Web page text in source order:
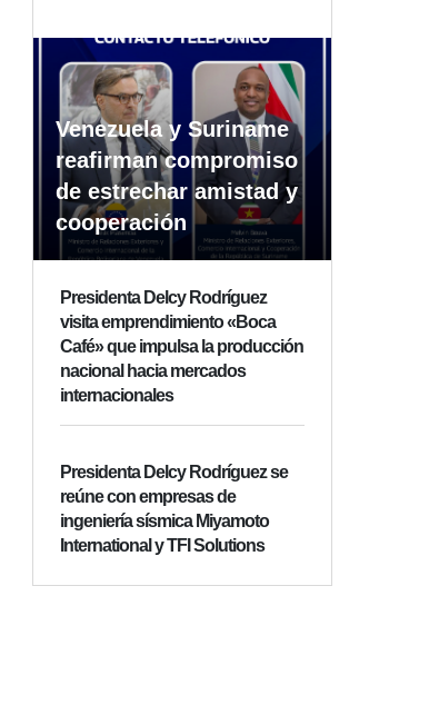
Venezuela y Suriname
reafirman compromiso
de estrechar amistad y
cooperación
Presidenta Delcy Rodríguez
visita emprendimiento «Boca
Café» que impulsa la producción
nacional hacia mercados
internacionales
Presidenta Delcy Rodríguez se
reúne con empresas de
ingeniería sísmica Miyamoto
International y TFI Solutions